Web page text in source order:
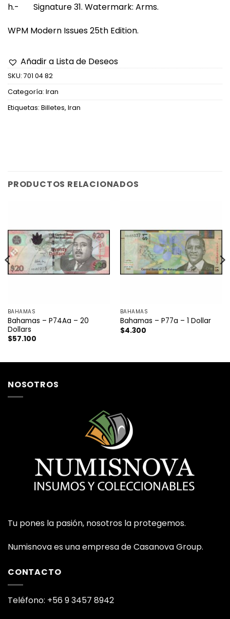
h.- Signature 31. Watermark: Arms.
WPM Modern Issues 25th Edition.
Añadir a Lista de Deseos
SKU: 701 04 82
Categoría: Iran
Etiquetas: Billetes, Iran
PRODUCTOS RELACIONADOS
BAHAMAS
Bahamas – P74Aa – 20
Dollars
$57.100
BAHAMAS
Bahamas – P77a – 1 Dollar
$4.300
NOSOTROS
Tu pones la pasión, nosotros la protegemos.
Numisnova es una empresa de Casanova Group.
CONTACTO
Teléfono: +56 9 3457 8942